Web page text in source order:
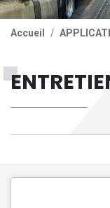
Accueil